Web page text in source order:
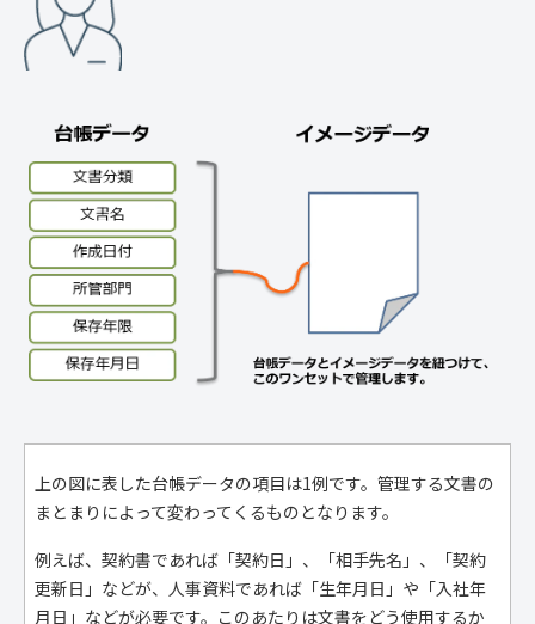
上の図に表した台帳データの項目は1例です。管理する文書の
まとまりによって変わってくるものとなります。
例えば、契約書であれば「契約日」、「相手先名」、「契約
更新日」などが、人事資料であれば「生年月日」や「入社年
月日」などが必要です。このあたりは文書をどう使用するか